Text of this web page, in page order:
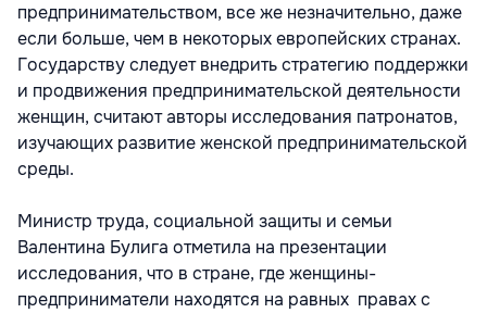
предпринимательством, все же незначительно, даже
если больше, чем в некоторых европейских странах.
Государству следует внедрить стратегию поддержки
и продвижения предпринимательской деятельности
женщин, считают авторы исследования патронатов,
изучающих развитие женской предпринимательской
среды.
Министр труда, социальной защиты и семьи
Валентина Булига отметила на презентации
исследования, что в стране, где женщины-
предприниматели находятся на равных правах с